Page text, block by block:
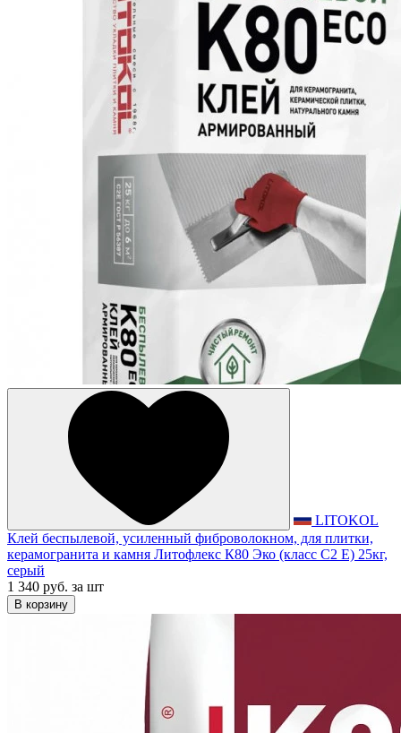
LITOKOL
Клей беспылевой, усиленный фиброволокном, для плитки,
керамогранита и камня Литофлекс К80 Эко (класс С2 Е) 25кг,
серый
1 340 руб. за шт
В корзину